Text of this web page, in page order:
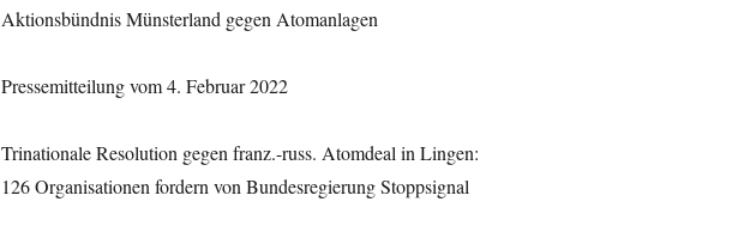
Aktionsbündnis Münsterland gegen Atomanlagen
Pressemitteilung vom 4. Februar 2022
Trinationale Resolution gegen franz.-russ. Atomdeal in Lingen:
126 Organisationen fordern von Bundesregierung Stoppsignal